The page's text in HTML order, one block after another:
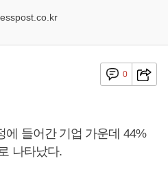
0
에 들어간 기업 가운데 44%
나타났다.